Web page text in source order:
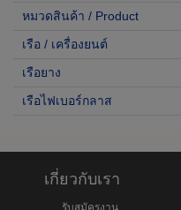
หมวดสินค้า / Product
เรือ / เครื่องยนต์
เรือยาง
เรือไฟเบอร์กลาส
เกี่ยวกับเรา
รับสมัครงาน